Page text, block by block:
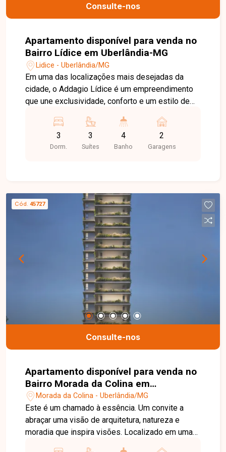
Consulte-nos
Apartamento disponível para venda no
Bairro Lídice em Uberlândia-MG
Lidice - Uberlândia/MG
Em uma das localizações mais desejadas da
cidade, o Addagio Lídice é um empreendimento
que une exclusividade, conforto e um estilo de
generosas de 134,67 m² e 137,43 m², o projeto
oferece espaços bem planejados, pensados para
proporcionar bem-estar, funcionalidade e uma
de casa. Piscina, salão de festas, academia,
brinquedoteca e muito mais compõem um
verdadeiro clube privativo. A vida, assim como a
música, é movimento. Nossa equipe está pronta
para tirar suas dúvidas e te acompanhar em cada
etapa do processo. Fale conosco pelo telefone
ou WhatsApp: (34) 3230-9900, ou, se preferir,
venha até uma de nossas unidades e converse
pessoalmente com um dos nossos consultores.
Estamos aqui para te ajudar a encontrar o imóvel
3
Dorm.
3
Suítes
4
Banho
2
Garagens
Cód. 45727
Consulte-nos
Apartamento disponível para venda no
Bairro Morada da Colina em
Uberlândia-MG
Morada da Colina - Uberlândia/MG
Este é um chamado à essência. Um convite a
abraçar uma visão de arquitetura, natureza e
moradia que inspira visões. Localizado em uma